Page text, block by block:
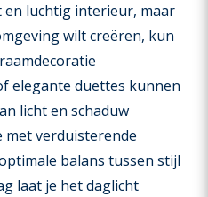
en luchtig interieur, maar
wilt creëren, kun
elegante duettes kunnen
licht en schaduw
met verduisterende
balans tussen stijl
laat je het daglicht